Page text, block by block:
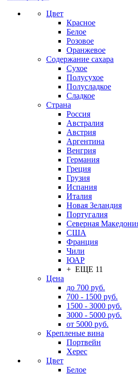
Цвет
Красное
Белое
Розовое
Оранжевое
Содержание сахара
Сухое
Полусухое
Полусладкое
Сладкое
Страна
Россия
Австралия
Австрия
Аргентина
Венгрия
Германия
Греция
Грузия
Испания
Италия
Новая Зеландия
Португалия
Северная
США
Франция
Чили
ЮАР
+ ЕЩЕ 11
Цена
до 700 руб.
700 - 1500 руб.
1500 - 3000 руб.
3000 - 5000 руб.
от 5000 руб.
Крепленые вина
Портвейн
Херес
Цвет
Белое